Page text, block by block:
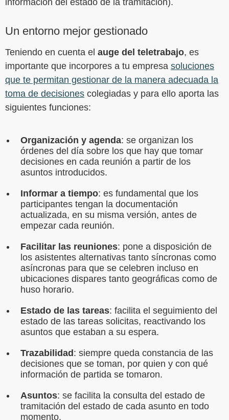
información del estado de la tramitación).
Un entorno mejor gestionado
Teniendo en cuenta el auge del teletrabajo, es
importante que incorpores a tu empresa soluciones
que te permitan gestionar de la manera adecuada la
toma de decisiones colegiadas y para ello aporta las
siguientes funciones:
Organización y agenda: se organizan los
órdenes del día sobre los que hay que tomar
decisiones en cada reunión a partir de los
asuntos introducidos.
Informar a tiempo: es fundamental que los
participantes tengan la documentación
actualizada, en su misma versión, antes de
empezar cada reunión.
Facilitar las reuniones: pone a disposición de
los asistentes alternativas tanto síncronas como
asíncronas para que se celebren incluso en
ubicaciones dispares tanto geográficas como de
huso horario.
Estado de las tareas: facilita el seguimiento del
estado de las tareas solicitas, reactivando los
asuntos que estaban a su espera.
Trazabilidad : siempre queda constancia de las
decisiones que se toman, por quien y con qué
información de partida se tomaron.
Asuntos: se facilita la consulta del estado de
tramitación del estado de cada asunto en todo
momento.